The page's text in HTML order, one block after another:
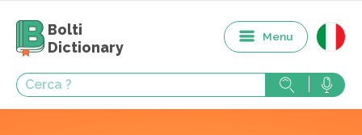
Bolti
Dictionary
Menu